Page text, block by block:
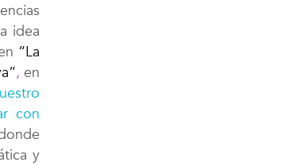
idea
“La
, en
con
y